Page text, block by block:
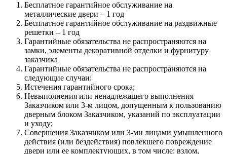
Бесплатное гарантийное обслуживание на
металлические двери – 1 год
Бесплатное гарантийное обслуживание на раздвижные
решетки – 1 год
Гарантийные обязательства не распространяются на
замки, элементы декоративной отделки и фурнитуру
заказчика
Гарантийные обязательства не распространяются на
следующие случаи:
Истечения гарантийного срока;
Невыполнения или ненадлежащего выполнения
Заказчиком или 3-м лицом, допущенным к пользованию
дверным блоком Заказчиком, указаний по эксплуатации
и уходу;
Совершения Заказчиком или 3-ми лицами умышленного
действия (или бездействия) повлекшего повреждение
двери или ее комплектующих, в том числе: взлом,